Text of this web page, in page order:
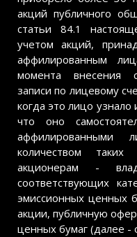
акций публичного
статьи 84.1
учетом акций,
аффилированным
момента внесения
записи по лицевому
когда это лицо
что оно
аффилированными
количеством
акционерам -
соответствующих
эмиссионных ценных
акции, публичную
ценных бумаг (далее -